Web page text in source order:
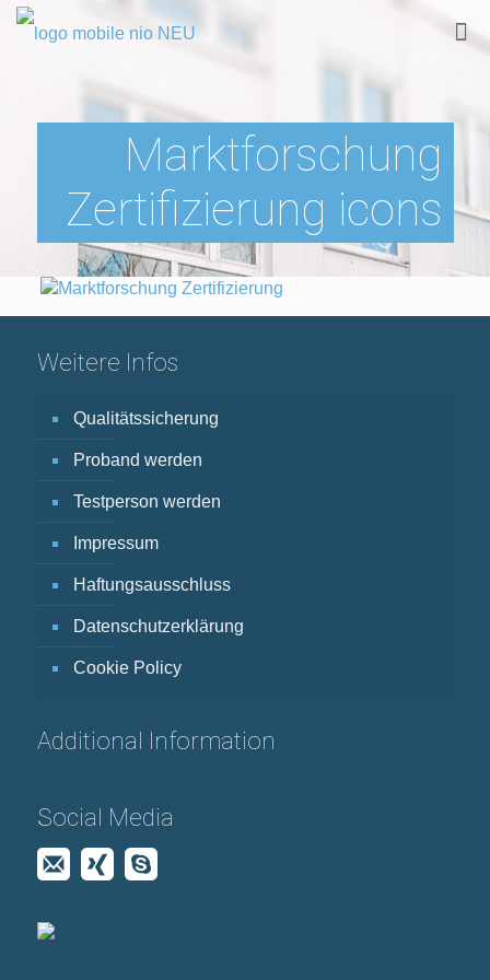
Marktforschung
Zertifizierung icons
Weitere Infos
Qualitätssicherung
Proband werden
Testperson werden
Impressum
Haftungsausschluss
Datenschutzerklärung
Cookie Policy
Additional Information
Social Media